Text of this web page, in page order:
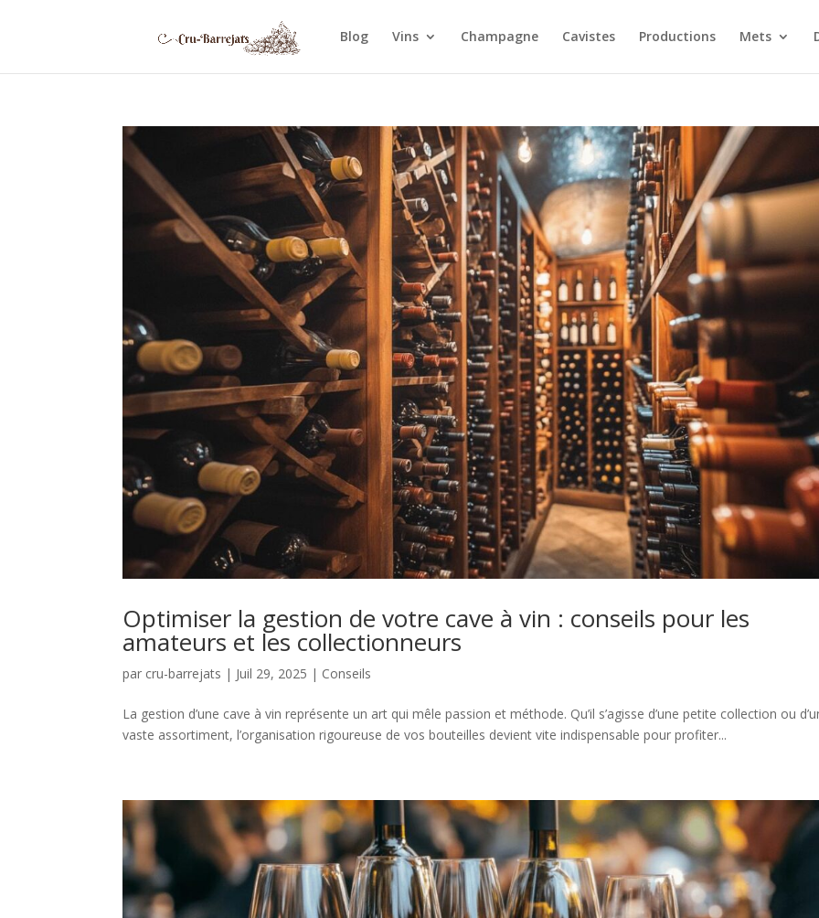
Blog Vins Champagne Cavistes Productions Mets
Optimiser la gestion de votre cave à vin : conseils pour les
amateurs et les collectionneurs
par cru-barrejats | Juil 29, 2025 | Conseils
La gestion d’une cave à vin représente un art qui mêle passion et méthode. Qu’il s’agisse d’une petite collection ou
vaste assortiment, l’organisation rigoureuse de vos bouteilles devient vite indispensable pour profiter...